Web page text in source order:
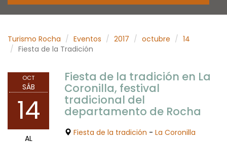
Turismo Rocha Eventos 2017 octubre
14
Fiesta de la Tradición
OCT
SÁB
14
AL
Fiesta de la tradición en La
Coronilla, festival
tradicional del
departamento de Rocha
Fiesta de la tradición - La Coronilla